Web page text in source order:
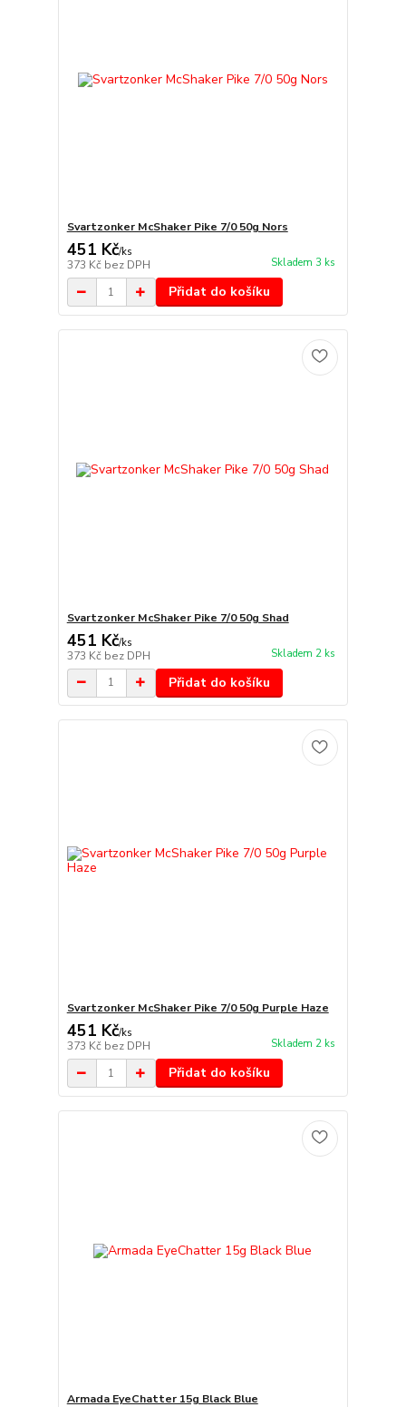
Svartzonker McShaker Pike 7/0 50g Nors
451 Kč/ks
373 Kč bez DPH Skladem 3 ks
Přidat do košíku
Svartzonker McShaker Pike 7/0 50g Shad
451 Kč/ks
373 Kč bez DPH Skladem 2 ks
Přidat do košíku
Svartzonker McShaker Pike 7/0 50g Purple Haze
451 Kč/ks
373 Kč bez DPH Skladem 2 ks
Přidat do košíku
Armada EyeChatter 15g Black Blue